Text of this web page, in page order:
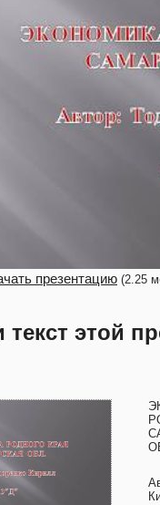
презентацию (2.25
этой